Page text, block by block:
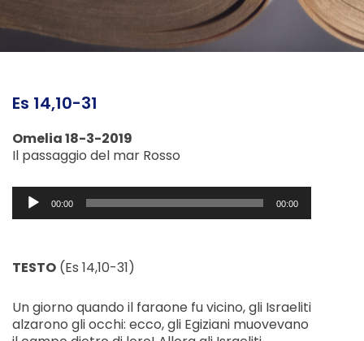
Es 14,10-31
Omelia 18-3-2019
Il passaggio del mar Rosso
Audio
Player00:00 00:00
TESTO (Es 14,10-31)
Un giorno quando il faraone fu vicino, gli Israeliti
alzarono gli occhi: ecco, gli Egiziani muovevano